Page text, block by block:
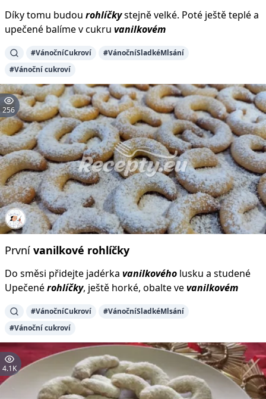
Díky tomu budou rohlíčkystejně velké. Poté ještě teplé a
upečené balíme v cukru vanilkovém
#VánočníCukroví
#VánočníSladkéMlsání
#Vánoční cukroví
256
První vanilkové rohlíčky
Do směsi přidejte jadérka vanilkového lusku a studené
Upečenérohlíčky, ještě horké, obalte vevanilkovém
#VánočníCukroví
#VánočníSladkéMlsání
#Vánoční cukroví
4.1K